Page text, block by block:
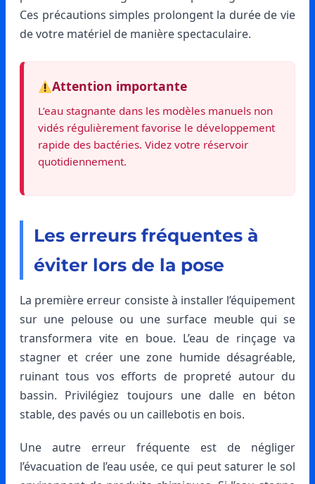
Ces précautions simples prolongent la durée de vie
de votre matériel de manière spectaculaire.
Attention importante
L’eau stagnante dans les modèles manuels non
vidés régulièrement favorise le développement
rapide des bactéries. Videz votre réservoir
quotidiennement.
Les erreurs fréquentes à
éviter lors de la pose
La première erreur consiste à installer l’équipement
sur une pelouse ou une surface meuble qui se
transformera vite en boue. L’eau de rinçage va
stagner et créer une zone humide désagréable,
ruinant tous vos efforts de propreté autour du
bassin. Privilégiez toujours une dalle en béton
stable, des pavés ou un caillebotis en bois.
Une autre erreur fréquente est de négliger
l’évacuation de l’eau usée, ce qui peut saturer le sol